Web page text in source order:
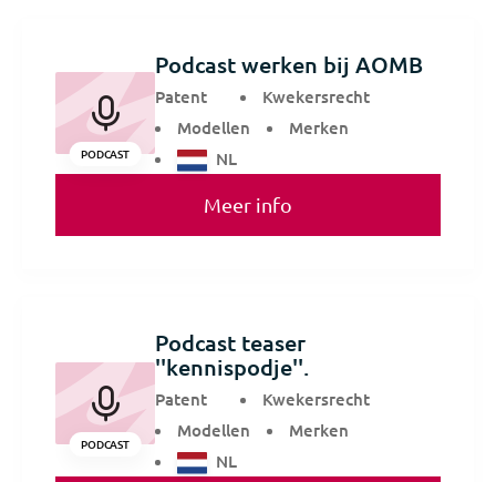
PODCAST
Podcast werken bij AOMB
Patent
Kwekersrecht
Modellen
Merken
NL
Meer info
PODCAST
Podcast teaser
''kennispodje''.
Patent
Kwekersrecht
Modellen
Merken
NL